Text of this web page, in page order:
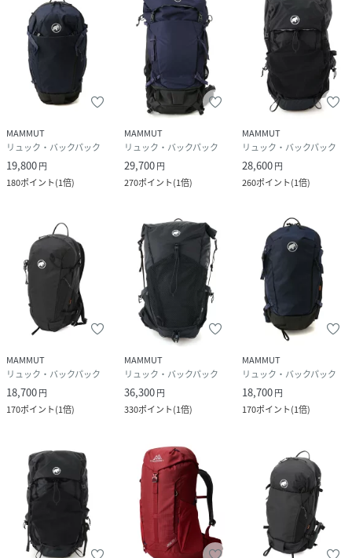
2530-00740-298-040 FA5375
MAMMUT
リュック・バックパック
19,800円
180ポイント(1倍)
MAMMUT
リュック・バックパック
29,700円
270ポイント(1倍)
MAMMUT
リュック・バックパック
28,600円
260ポイント(1倍)
MAMMUT
リュック・バックパック
18,700円
170ポイント(1倍)
MAMMUT
リュック・バックパック
36,300円
330ポイント(1倍)
MAMMUT
リュック・バックパック
18,700円
170ポイント(1倍)